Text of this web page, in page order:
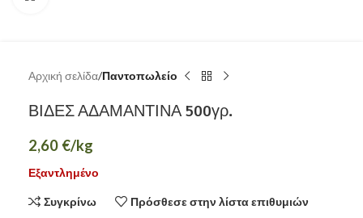
Αρχική σελίδα Παντοπωλείο
ΒΙΔΕΣ ΑΔΑΜΑΝΤΙΝΑ 500γρ.
2,60 €/kg
Εξαντλημένο
Συγκρίνω Πρόσθεσε στην λίστα επιθυμιών